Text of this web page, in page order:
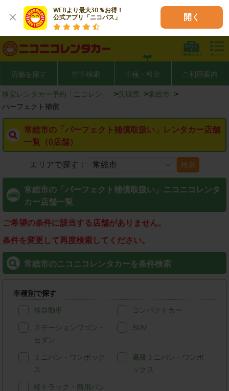
WEBより最大30％お得！
公式アプリ「ニコパス」
開く
店舗を探す 空車検索 車種・料金 ご利用案内
格安レンタカー予約「ニコレン」 >茨城県 >常総市 >
パーフェクト補償
常総市の「パーフェクト補償取扱い」レンタカー店舗
一覧（0店舗）
エリアで探す： 検索
常総市の「パーフェクト補償取扱い」ニコニコレンタ
カー店舗一覧
ご希望の条件に該当する店舗がありません。
条件を変更して再度検索してください。
常総市のニコニコレンタカーを条件検索
車種別で探す
軽自動車 コンパクトカー
ステーションワゴン・
セダン
SUV
ミニバン・ワンボック
ス
高級ミニバン・ワンボ
ックス
軽トラック・商用バン